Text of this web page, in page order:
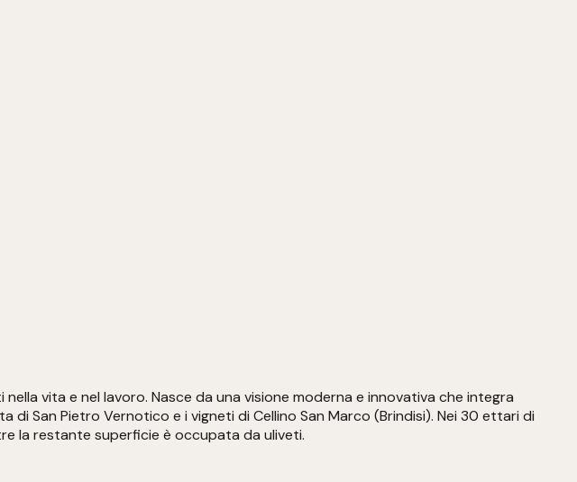
vita e nel lavoro. Nasce da una visione moderna e innovativa che integra
San Pietro Vernotico e i vigneti di Cellino San Marco (Brindisi). Nei 30 ettari di
la restante superficie è occupata da uliveti.